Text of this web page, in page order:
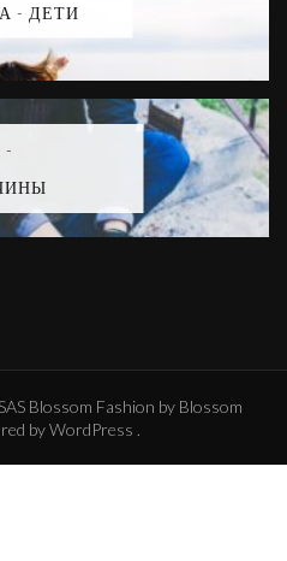
- ДЕТИ
-
Blossom Fashion by Blossom
byWordPress .